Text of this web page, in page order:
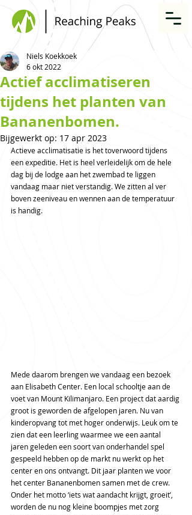
Actief acclimatiseren
tijdens het planten van
Bananenbomen.
Niels Koekkoek
6 okt 2022
Bijgewerkt op: 17 apr 2023
Actieve acclimatisatie is het toverwoord tijdens
een expeditie. Het is heel verleidelijk om de hele
dag bij de lodge aan het zwembad te liggen
vandaag maar niet verstandig. We zitten al ver
boven zeeniveau en wennen aan de temperatuur
is handig.
Mede daarom brengen we vandaag een bezoek
aan Elisabeth Center. Een local schooltje aan de
voet van Mount Kilimanjaro. Een project dat aardig
groot is geworden de afgelopen jaren. Nu van
kinderopvang tot met hoger onderwijs. Leuk om te
zien dat een leerling waarmee we een aantal
jaren geleden een soort van onderhandel spel
gespeeld hebben op de markt nu werkt op het
center en ons ontvangt. Dit jaar planten we voor
het center Bananenbomen samen met de crew.
Onder het motto ‘iets wat aandacht krijgt, groeit’,
worden de nu nog kleine boompjes met zorg